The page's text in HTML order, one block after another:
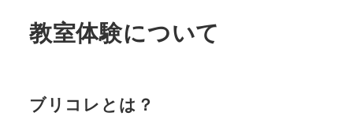
教室体験について
ブリコレとは？